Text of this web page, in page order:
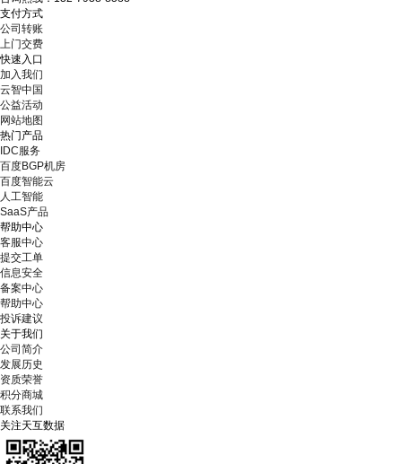
支付方式
公司转账
上门交费
快速入口
加入我们
云智中国
公益活动
网站地图
热门产品
IDC服务
百度BGP机房
百度智能云
人工智能
SaaS产品
帮助中心
客服中心
提交工单
信息安全
备案中心
帮助中心
投诉建议
关于我们
公司简介
发展历史
资质荣誉
积分商城
联系我们
关注天互数据